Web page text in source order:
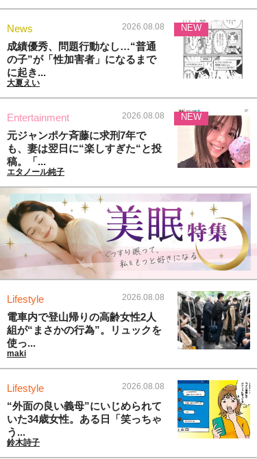
News 2026.08.08
成績優秀、問題行動なし…“普通
の子”が「性加害者」になるまで
に起き...
大夏えい
NEW
Entertainment 2026.08.08
元ジャンポケ斉藤に求刑7年で
も、妻は翌日に“楽しすぎた“と投
稿。「...
エタノール純子
NEW
Lifestyle 2026.08.08
電車内で登山帰りの高齢女性2人
組が“まさかの行為”。リュックを
使っ...
maki
Lifestyle 2026.08.08
“外面の良い義母”にいじめられて
いた34歳女性。ある日「笑っちゃ
う...
鈴木詩子